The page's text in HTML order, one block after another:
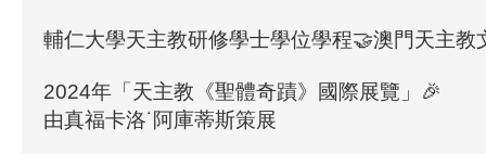
輔仁大學天主教研修學士學位學程🤝澳門天主教
2024年「天主教《聖體奇蹟》國際展覽」🎉
由真福卡洛˙阿庫蒂斯策展